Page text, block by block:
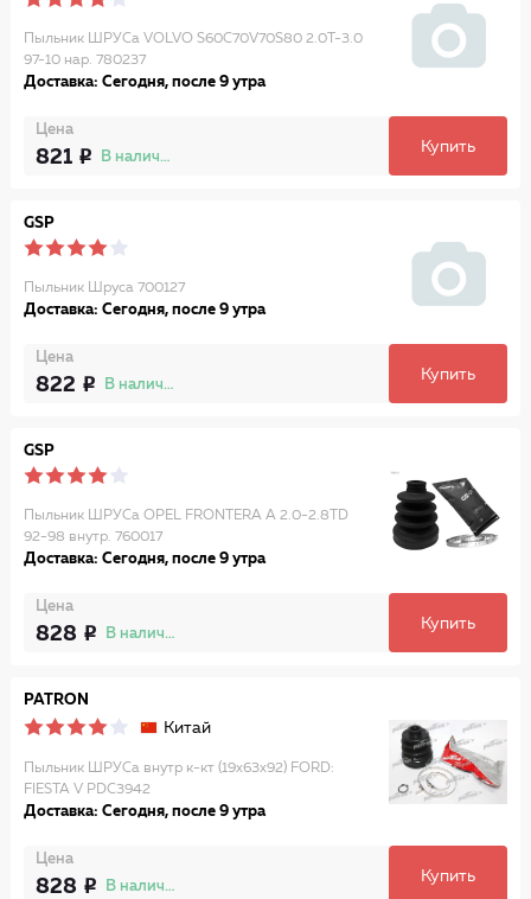
Пыльник ШРУСа VOLVO S60C70V70S80 2.0T-3.0
97-10 нар. 780237
Доставка: Сегодня, после 9 утра
Цена
821 В наличии
Купить
GSP
Пыльник Шруса 700127
Доставка: Сегодня, после 9 утра
Цена
822 В наличии
Купить
GSP
Пыльник ШРУСа OPEL FRONTERA A 2.0-2.8TD
92-98 внутр. 760017
Доставка: Сегодня, после 9 утра
Цена
828 В наличии
Купить
PATRON
Китай
Пыльник ШРУСа внутр к-кт (19x63x92) FORD:
FIESTA V PDC3942
Доставка: Сегодня, после 9 утра
Цена
828 В наличии
Купить